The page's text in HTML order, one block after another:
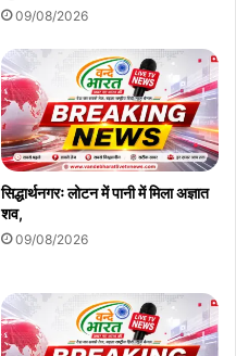
09/08/2026
सिद्धार्थनगरः लोटन में पानी में मिला अज्ञात
शव,
09/08/2026